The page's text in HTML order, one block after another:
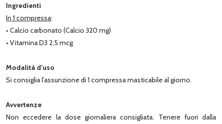
Ingredienti
In 1 compressa:
• Calcio carbonato (Calcio 320 mg)
• Vitamina D3 2,5 mcg
Modalità d'uso
Si consiglia l’assunzione di 1 compressa masticabile al giorno.
Avvertenze
Non eccedere la dose giornaliera consigliata. Tenere fuori dalla